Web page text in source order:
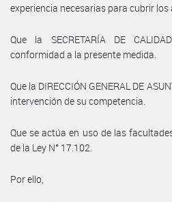
experiencia necesarias para cubrir los
Que la SECRETARÍA DE
conformidad a la presente medida.
Que la DIRECCIÓN GENERAL DE
intervención de su competencia.
Que se actúa en uso de las
de la Ley N° 17.102.
Por ello,